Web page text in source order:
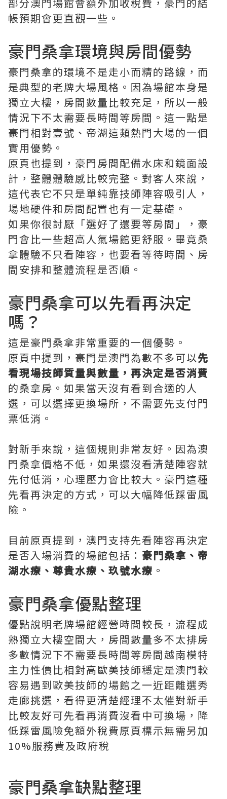
帳預期會更直觀一些。
豪門桑拿環境與房間優勢
豪門桑拿的環境不是走小而精的路線，而
是典型的老牌大場風格。因為場館本身是
獨立大樓，房間數量比較充足，所以一般
情況下不太需要長時間等房間。這一點是
豪門相對壹號、帝湖這類熱門大場的一個
實用優勢。
原頁也提到，豪門房間配備水床和鏡面設
計，整體體驗感比較完整。對客人來說，
這代表它不只是單純靠技師陣容吸引人，
場地硬件和房間配置也有一定基礎。
如果你很討厭「選好了還要等房間」，豪
門會比一些超高人氣場館更舒服。畢竟桑
拿體驗不只看陣容，也要看等待時間、房
間安排和整體流程是否順。
豪門桑拿可以先看再決定
嗎？
這是豪門桑拿非常重要的一個優勢。
原頁中提到，豪門是澳門為數不多可以先
看現場技師質量與數量，再決定是否消費
的桑拿房。如果當天沒有看到合適的人
選，可以選擇更換場所，不需要先支付門
票低消。
對新手來說，這個規則非常友好。因為澳
門桑拿價格不低，如果還沒看清楚陣容就
先付低消，心理壓力會比較大。豪門這種
先看再決定的方式，可以大幅降低踩雷風
險。
目前原頁提到，澳門支持先看陣容再決定
是否入場消費的場館包括： 豪門桑拿、帝
湖水療、尊貴水療、玖號水療 。
豪門桑拿優點整理
優點說明老牌場館經營時間較長，流程成
熟獨立大樓空間大，房間數量多不太排房
多數情況下不需要長時間等房間越南模特
主力性價比相對高歐美技師穩定是澳門較
容易遇到歐美技師的場館之一近距離選秀
走廊挑選，看得更清楚經理不太催對新手
比較友好可先看再消費沒看中可換場，降
低踩雷風險免額外稅費原頁標示無需另加
10%服務費及政府稅
豪門桑拿缺點整理